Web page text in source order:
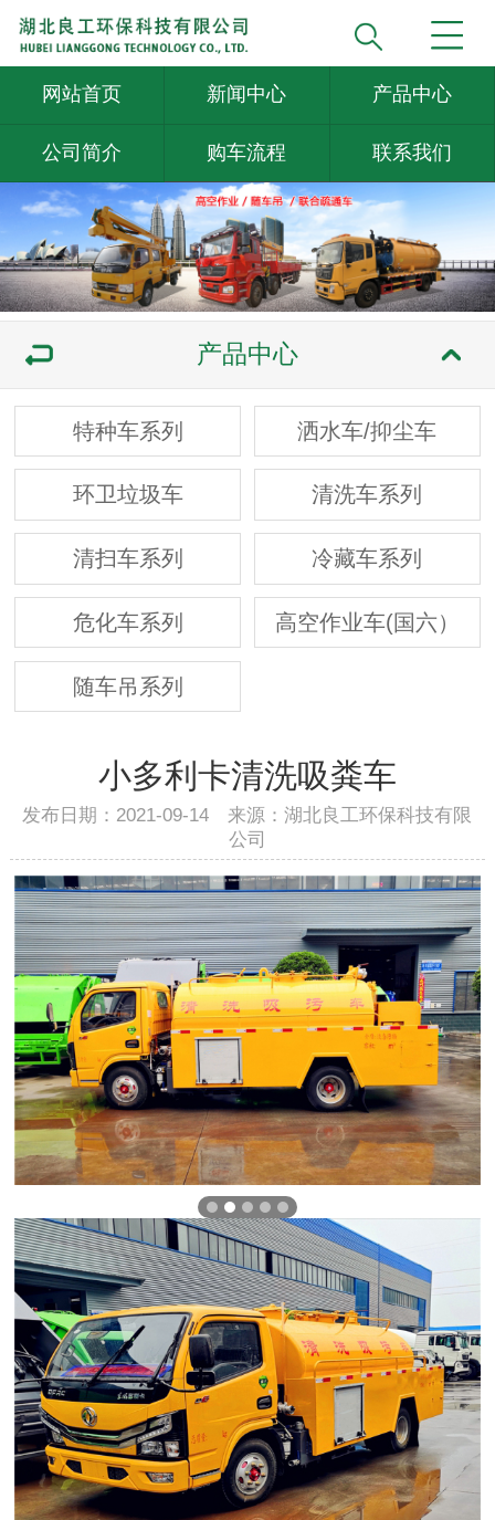
网站首页 新闻中心 产品中心
公司简介 购车流程 联系我们
产品中心
特种车系列 洒水车/抑尘车
环卫垃圾车 清洗车系列
清扫车系列 冷藏车系列
危化车系列 高空作业车(国六）
随车吊系列
小多利卡清洗吸粪车
发布日期：2021-09-14 来源：湖北良工环保科技有限
公司